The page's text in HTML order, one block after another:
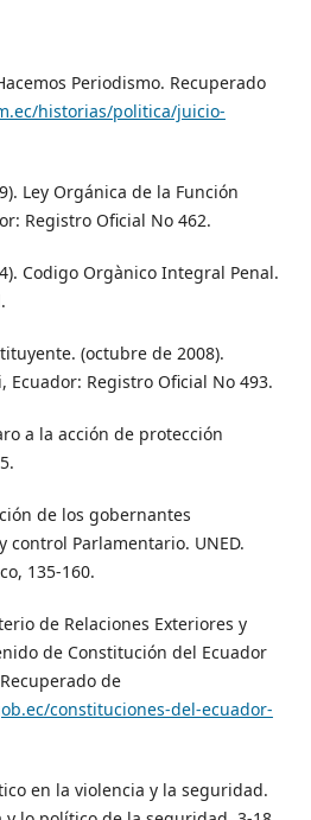
Periodismo. Recuperado
historias/politica/juicio-
Ley Orgánica de la Función
Registro Oficial No 462.
Codigo Orgànico Integral Penal.
(octubre de 2008).
Registro Oficial No 493.
a la acción de protección
de los gobernantes
control Parlamentario. UNED.
135-160.
de Relaciones Exteriores y
de Constitución del Ecuador
de
constituciones-del-ecuador-
en la violencia y la seguridad.